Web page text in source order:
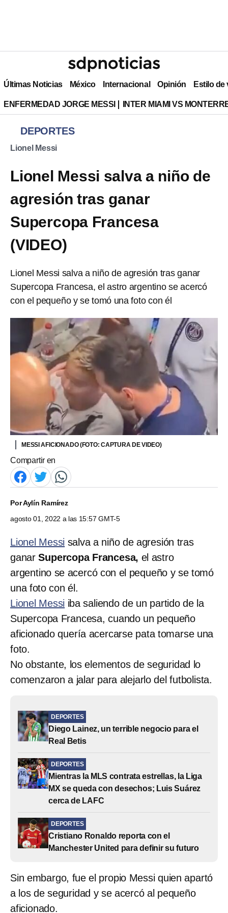
Últimas Noticias México Internacional Opinión Estilo de
ENFERMEDAD JORGE MESSI INTER MIAMI VS
DEPORTES
Lionel Messi
Lionel Messi salva a niño de
agresión tras ganar
Supercopa Francesa
(VIDEO)
Lionel Messi salva a niño de agresión tras ganar
Supercopa Francesa, el astro argentino se acercó
con el pequeño y se tomó una foto con él
MESSI AFICIONADO (FOTO: CAPTURA DE VIDEO)
Compartir en
PorAylín Ramírez
agosto 01, 2022 a las 15:57 GMT-5
Lionel Messi salva a niño de agresión tras
ganarSupercopa Francesa, el astro
argentino se acercó con el pequeño y se tomó
una foto con él.
Lionel Messi iba saliendo de un partido de la
Supercopa Francesa, cuando un pequeño
aficionado quería acercarse pata tomarse una
foto.
No obstante, los elementos de seguridad lo
comenzaron a jalar para alejarlo del futbolista.
DEPORTES
Diego Lainez, un terrible negocio para el
Real Betis
DEPORTES
Mientras la MLS contrata estrellas, la Liga
MX se queda con desechos; Luis Suárez
cerca de LAFC
DEPORTES
Cristiano Ronaldo reporta con el
Manchester United para definir su futuro
Sin embargo, fue el propio Messi quien apartó
a los de seguridad y se acercó al pequeño
aficionado.